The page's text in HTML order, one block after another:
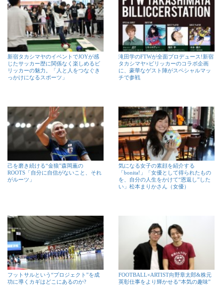
新宿タカシマヤのイベントでJOYが感
じたサッカー歴に関係なく楽しめるビ
リッカーの魅力。「人と人をつなぐき
っかけになるスポーツ」
滝田学のFTWが全面プロデュース!新宿
タカシマヤ×ビリッカーのコラボ企画
に、豪華なゲスト陣がスペシャルマッ
チで参戦
己を磨き続ける“金狼”森岡薫の
ROOTS「自分に自信がないこと、それ
がルーツ」
気になる女子の素顔を紹介する
「bonita!」「女優として得られたもの
を、自分の人生をかけて“恩返し”した
い」松本まりかさん（女優）
フットサルという“プロジェクト”を成
功に導くカギはどこにあるのか?
FOOTBALL×ARTIST向野章太郎&株元
英彰仕事をより輝かせる“本気の趣味”